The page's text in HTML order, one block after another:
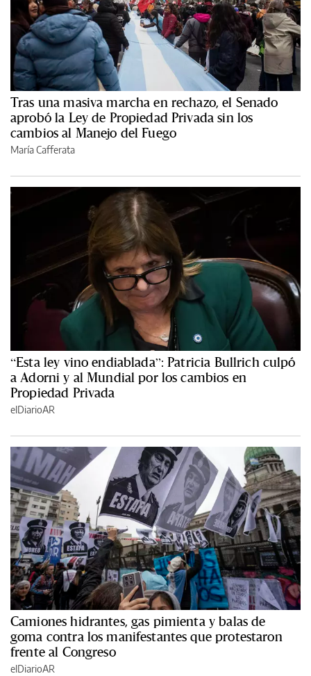
Tras una masiva marcha en rechazo, el Senado
aprobó la Ley de Propiedad Privada sin los
cambios al Manejo del Fuego
María Cafferata
“Esta ley vino endiablada”: Patricia Bullrich culpó
a Adorni y al Mundial por los cambios en
Propiedad Privada
elDiarioAR
Camiones hidrantes, gas pimienta y balas de
goma contra los manifestantes que protestaron
frente al Congreso
elDiarioAR